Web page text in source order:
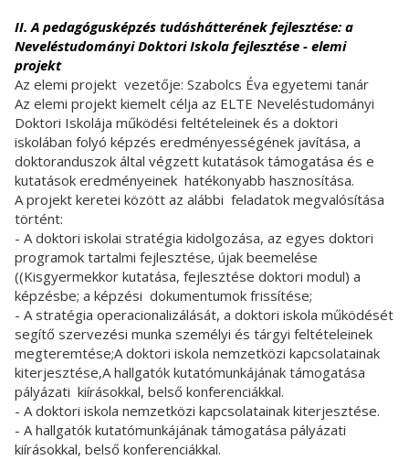
II. A pedagógusképzés tudáshátterének fejlesztése: a
Neveléstudományi Doktori Iskola fejlesztése - elemi
projekt
Az elemi projekt vezetője: Szabolcs Éva egyetemi tanár
Az elemi projekt kiemelt célja az ELTE Neveléstudományi
Doktori Iskolája működési feltételeinek és a doktori
iskolában folyó képzés eredményességének javítása, a
doktoranduszok által végzett kutatások támogatása és e
kutatások eredményeinek hatékonyabb hasznosítása.
A projekt keretei között az alábbi feladatok megvalósítása
történt:
- A doktori iskolai stratégia kidolgozása, az egyes doktori
programok tartalmi fejlesztése, újak beemelése
((Kisgyermekkor kutatása, fejlesztése doktori modul) a
képzésbe; a képzési dokumentumok frissítése;
- A stratégia operacionalizálását, a doktori iskola működését
segítő szervezési munka személyi és tárgyi feltételeinek
megteremtése;A doktori iskola nemzetközi kapcsolatainak
kiterjesztése,A hallgatók kutatómunkájának támogatása
pályázati kiírásokkal, belső konferenciákkal.
- A doktori iskola nemzetközi kapcsolatainak kiterjesztése.
- A hallgatók kutatómunkájának támogatása pályázati
kiírásokkal, belső konferenciákkal.